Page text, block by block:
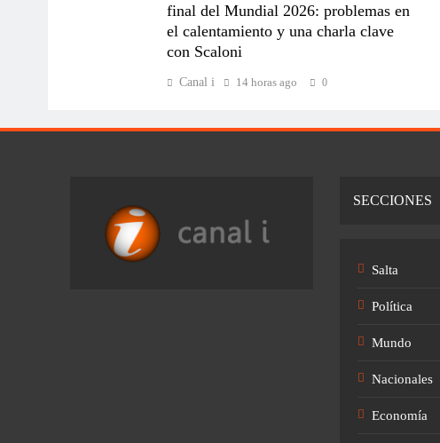
final del Mundial 2026: problemas en
el calentamiento y una charla clave
con Scaloni
Canal i 14 horas ago 0
SECCIONES
Salta
Política
Mundo
Nacionales
Economía